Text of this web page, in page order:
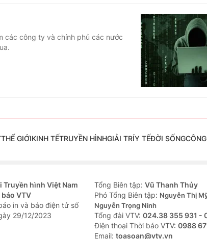
các công ty và chính phủ các nước
THẾ GIỚIKINH TẾTRUYỀN HÌNHGIẢI TRÍY TẾĐỜI SỐNG
Truyền hình Việt Nam
VTV
in và báo điện tử số
29/12/2023
Tổng Biên tập: Vũ Thanh Thủy
Phó Tổng Biên tập: Nguyễn Thị
Nguyễn Trọng Ninh
Tổng đài VTV: 024.38 355 931 -
Ðiện thoại Thời báo VTV: 0988
Email: toasoan@vtv.vn